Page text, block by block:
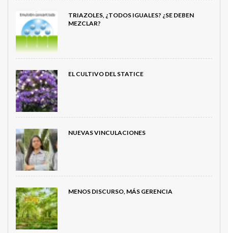
TRIAZOLES, ¿TODOS IGUALES? ¿SE DEBEN
MEZCLAR?
EL CULTIVO DEL STATICE
NUEVAS VINCULACIONES
MENOS DISCURSO, MÁS GERENCIA